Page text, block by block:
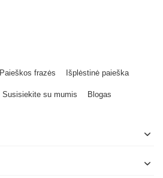
Paieškos frazės Išplėstinė paieška
Susisiekite su mumis Blogas